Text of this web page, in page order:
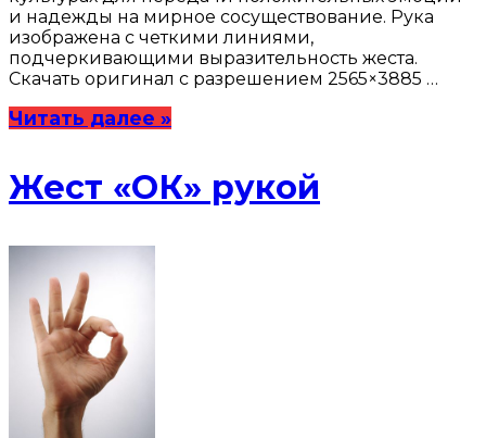
и надежды на мирное сосуществование. Рука
изображена с четкими линиями,
подчеркивающими выразительность жеста.
Скачать оригинал с разрешением 2565×3885 …
Читать далее »
Жест «ОК» рукой